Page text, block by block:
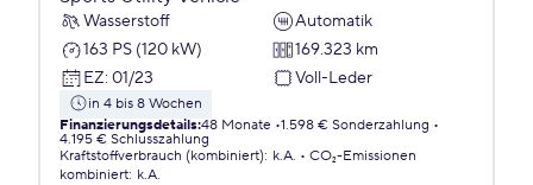
Wasserstoff
Automatik
163 PS (120 kW)
169.323 km
EZ: 01/23 Voll-Leder
in 4 bis 8 Wochen
Finanzierungsdetails:48 Monate 1.598 € Sonderzahlung
4.195 € Schlusszahlung
Kraftstoffverbrauch (kombiniert): k.A.
CO₂-Emissionen
kombiniert: k.A.